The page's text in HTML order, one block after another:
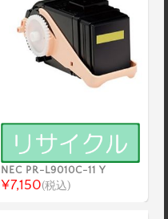
NEC PR-L9010C-11 Y
¥7,150(税込)